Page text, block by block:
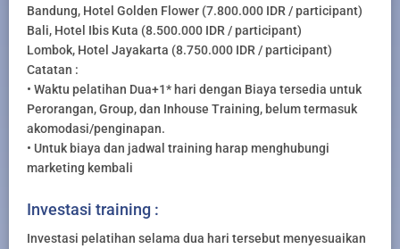
Bandung, Hotel Golden Flower (7.800.000 IDR / participant)
Bali, Hotel Ibis Kuta (8.500.000 IDR / participant)
Lombok, Hotel Jayakarta (8.750.000 IDR / participant)
Catatan :
• Waktu pelatihan Dua+1* hari dengan Biaya tersedia untuk
Perorangan, Group, dan Inhouse Training, belum termasuk
akomodasi/penginapan.
• Untuk biaya dan jadwal training harap menghubungi
marketing kembali
Investasi training :
Investasi pelatihan selama dua hari tersebut menyesuaikan